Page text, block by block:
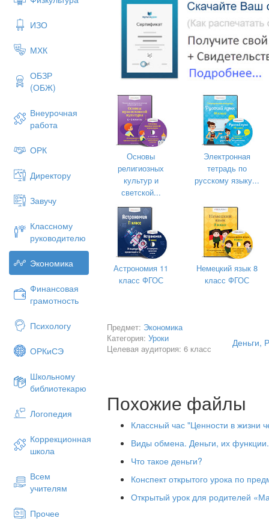
ИЗО
МХК
ОБЗР
(ОБЖ)
Внеурочная
работа
ОРК
Директору
Завучу
Классному
руководителю
Экономика
Финансовая
грамотность
Психологу
ОРКиСЭ
Школьному
библиотекарю
Логопедия
Коррекционная
школа
Всем
учителям
Прочее
-
-
-
при
-
Основные понятия
Средства обучения
Учебно-методическое
обеспечение
для
Основы
религиозных
культур и
светской...
Электронная
тетрадь по
русскому языку...
Астрономия 11
класс ФГОС
Немецкий язык 8
класс ФГОС
Предмет: Экономика
Категория:Уроки
Целевая аудитория: 6 класс
Деньги,
Похожие файлы
Классный час "Ценности в жизни
Виды обмена. Деньги, их функции.
Что такое деньги?
Конспект открытого урока по
Открытый урок для родителей